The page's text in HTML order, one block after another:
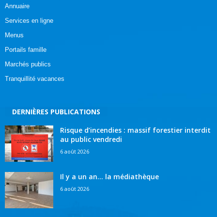
Annuaire
Services en ligne
Menus
Portails famille
Marchés publics
Tranquillité vacances
DERNIÈRES PUBLICATIONS
Risque d’incendies : massif forestier interdit
au public vendredi
6 août 2026
Il y a un an… la médiathèque
6 août 2026